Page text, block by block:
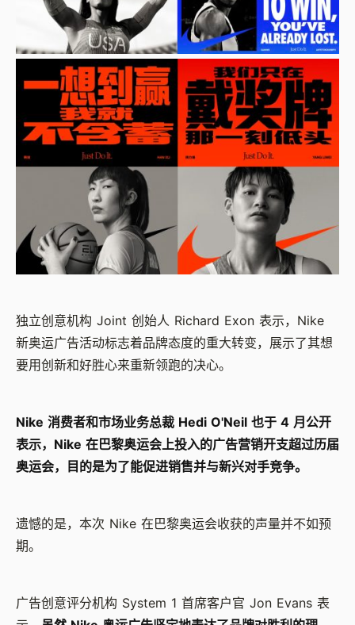
独立创意机构 Joint 创始人 Richard Exon 表示，Nike
新奥运广告活动标志着品牌态度的重大转变，展示了其想
要用创新和好胜心来重新领跑的决心。
Nike 消费者和市场业务总裁 Hedi O'Neil 也于 4 月公开
表示，Nike 在巴黎奥运会上投入的广告营销开支超过历届
奥运会，目的是为了能促进销售并与新兴对手竞争。‍
遗憾的是，本次 Nike 在巴黎奥运会收获的声量并不如预
期。
广告创意评分机构 System 1 首席客户官 Jon Evans 表